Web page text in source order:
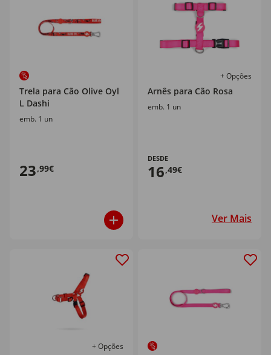
Trela para Cão Olive Oyl
L Dashi
emb. 1 un
23,99€
+ Opções
Arnês para Cão Rosa
emb. 1 un
DESDE
16,49€
Ver Mais
+ Opções